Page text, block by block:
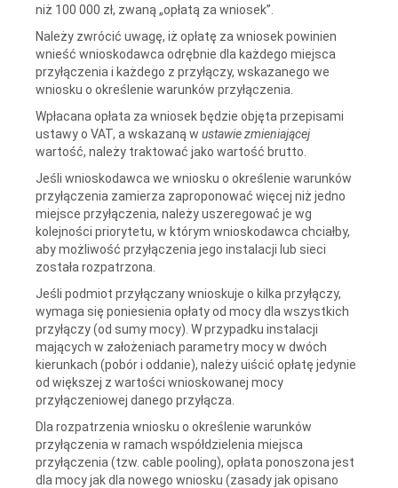
niż 100 000 zł, zwaną „opłatą za wniosek”.
Należy zwrócić uwagę, iż opłatę za wniosek powinien
wnieść wnioskodawca odrębnie dla każdego miejsca
przyłączenia i każdego z przyłączy, wskazanego we
wniosku o określenie warunków przyłączenia.
Wpłacana opłata za wniosek będzie objęta przepisami
ustawy o VAT, a wskazaną w ustawie zmieniającej
wartość, należy traktować jako wartość brutto.
Jeśli wnioskodawca we wniosku o określenie warunków
przyłączenia zamierza zaproponować więcej niż jedno
miejsce przyłączenia, należy uszeregować je wg
kolejności priorytetu, w którym wnioskodawca chciałby,
aby możliwość przyłączenia jego instalacji lub sieci
została rozpatrzona.
Jeśli podmiot przyłączany wnioskuje o kilka przyłączy,
wymaga się poniesienia opłaty od mocy dla wszystkich
przyłączy (od sumy mocy). W przypadku instalacji
mających w założeniach parametry mocy w dwóch
kierunkach (pobór i oddanie), należy uiścić opłatę jedynie
od większej z wartości wnioskowanej mocy
przyłączeniowej danego przyłącza.
Dla rozpatrzenia wniosku o określenie warunków
przyłączenia w ramach współdzielenia miejsca
przyłączenia (tzw. cable pooling), opłata ponoszona jest
dla mocy jak dla nowego wniosku (zasady jak opisano